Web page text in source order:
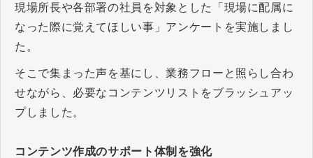
現場所長や各部署の社員を対象とした「現場に配属に
なった際に覚えてほしい事」アンケートを実施しまし
た。
そこで集まった声を基にし、業務フローと照らし合わ
せながら、必要なコンテンツリストをブラッシュアッ
プしました。
コンテンツ作成のサポート体制を強化